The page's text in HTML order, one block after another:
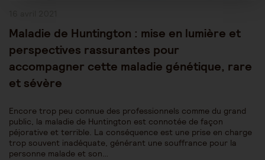
Maladie de Huntington : mise en lumière et
perspectives rassurantes pour
accompagner cette maladie génétique, rare
et sévère
Encore trop peu connue des professionnels comme du grand
public, la maladie de Huntington est connotée de façon
péjorative et terrible. La conséquence est une prise en charge
trop souvent inadéquate, générant une souffrance pour la
personne malade et son…